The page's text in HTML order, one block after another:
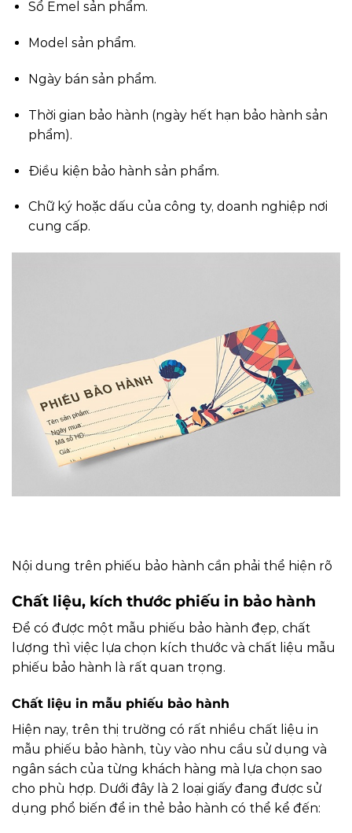
Sổ Emel sản phẩm.
Model sản phẩm.
Ngày bán sản phẩm.
Thời gian bảo hành (ngày hết hạn bảo hành sản
phẩm).
Điều kiện bảo hành sản phẩm.
Chữ ký hoặc dấu của công ty, doanh nghiệp nơi
cung cấp.
Nội dung trên phiếu bảo hành cần phải thể hiện rõ
Chất liệu, kích thước phiếu in bảo hành
Để có được một mẫu phiếu bảo hành đẹp, chất
lượng thì việc lựa chọn kích thước và chất liệu mẫu
phiếu bảo hành là rất quan trọng.
Chất liệu in mẫu phiếu bảo hành
Hiện nay, trên thị trường có rất nhiều chất liệu in
mẫu phiếu bảo hành, tùy vào nhu cầu sử dụng và
ngân sách của từng khách hàng mà lựa chọn sao
cho phù hợp. Dưới đây là 2 loại giấy đang được sử
dụng phổ biến để in thẻ bảo hành có thể kể đến: